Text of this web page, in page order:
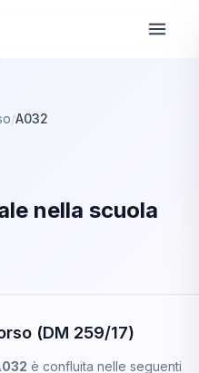
/A032
nella scuola
(DM 259/17)
è confluita nelle seguenti